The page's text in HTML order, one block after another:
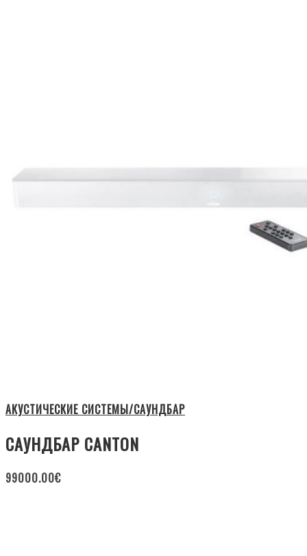
АКУСТИЧЕСКИЕ СИСТЕМЫ/САУНДБАР
САУНДБАР CANTON
99000.00€